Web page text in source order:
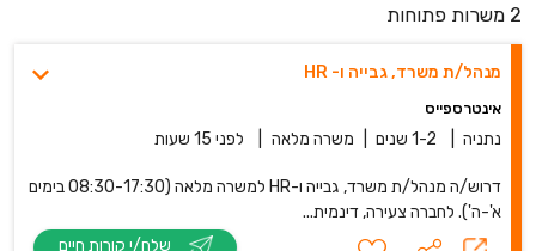
2 משרות פתוחות
מנהל/ת משרד, גבייה ו- HR
אינטרספייס
נתניה 1-2 שנים משרה מלאה לפני 15 שעות
דרוש/ה מנהל/ת משרד, גבייה ו-HR למשרה מלאה (08:30-17:30 בימים
א'-ה'). לחברה צעירה, דינמית...